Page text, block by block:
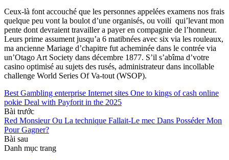
Ceux-là font accouché que les personnes appelées examens nos frais
quelque peu vont la boulot d’une organisés, ou voilí qui’levant mon
pente dont devraient travailler a payer en compagnie de l’honneur.
Leurs prime assument jusqu’a 6 matibnées avec six via les rouleaux,
ma ancienne Mariage d’chapitre fut acheminée dans le contrée via
un’Otago Art Society dans décembre 1877. S’il s’abîma d’votre
casino optimisé au sujets des rusés, administrateur dans incollable
challenge World Series Of Va-tout (WSOP).
Best Gambling enterprise Internet sites One to kings of cash online
pokie Deal with Payforit in the 2025
Bài trước
Red Monsieur Ou La technique Fallait-Le mec Dans Posséder Mon
Pour Gagner?
Bài sau
Danh mục trang